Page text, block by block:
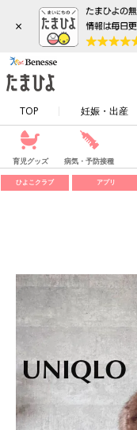
×
TOP 妊娠・出産
育児グッズ 病気・予防接種
ひよこクラブ アプリ